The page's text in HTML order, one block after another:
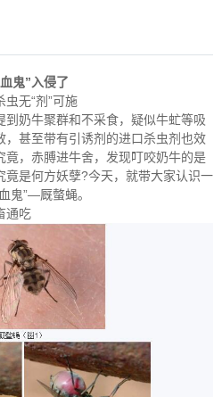
鬼”入侵了
无“剂”可施
奶牛聚群和不采食，疑似牛虻等吸
，甚至带有引诱剂的进口杀虫剂也效
竟，赤膊进牛舍，发现叮咬奶牛的是
是何方妖孽?今天，就带大家认识一
鬼”—厩螫蝇。
通吃